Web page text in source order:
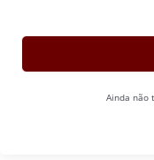
Ainda não